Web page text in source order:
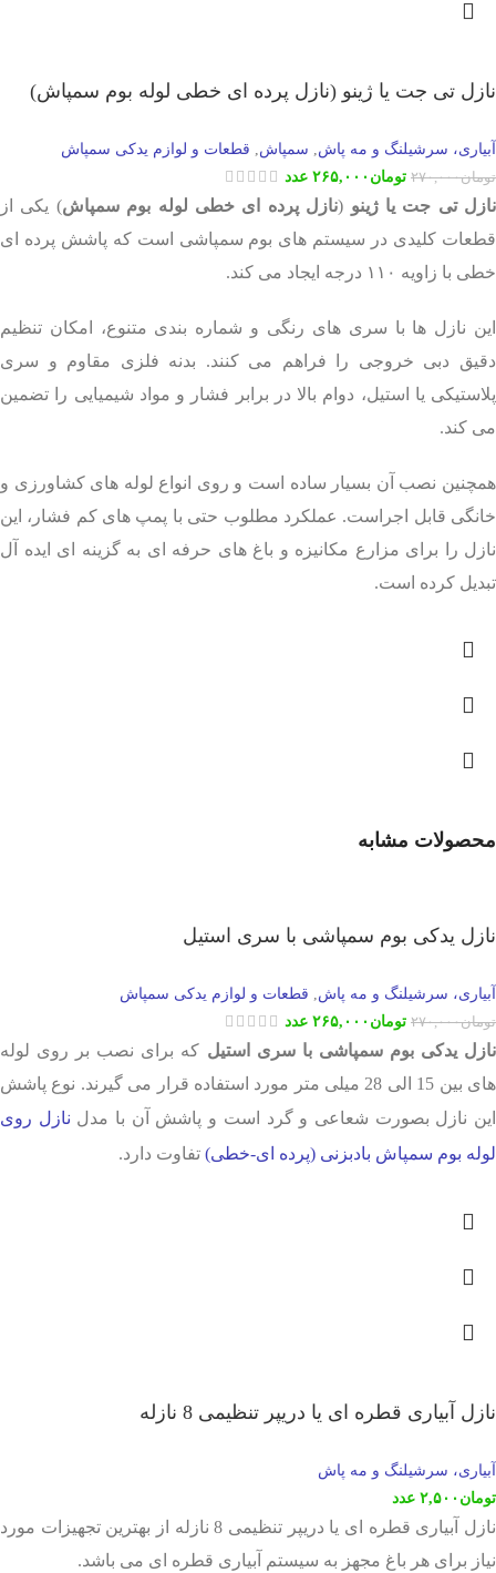
نازل تی جت یا ژینو (نازل پرده ای خطی لوله بوم سمپاش)
آبیاری، سرشیلنگ و مه پاش, سمپاش, قطعات و لوازم یدکی سمپاش
تومان۲۷۰,۰۰۰ تومان ۲۶۵,۰۰۰ عدد
نازل تی جت یا ژینو (نازل پرده ای خطی لوله بوم سمپاش) یکی از
قطعات کلیدی در سیستم های بوم سمپاشی است که پاشش پرده ای
خطی با زاویه ۱۱۰ درجه ایجاد می کند.
این نازل ها با سری های رنگی و شماره بندی متنوع، امکان تنظیم
دقیق دبی خروجی را فراهم می کنند. بدنه فلزی مقاوم و سری
پلاستیکی یا استیل، دوام بالا در برابر فشار و مواد شیمیایی را تضمین
می کند.
همچنین نصب آن بسیار ساده است و روی انواع لوله های کشاورزی و
خانگی قابل اجراست. عملکرد مطلوب حتی با پمپ های کم فشار، این
نازل را برای مزارع مکانیزه و باغ های حرفه ای به گزینه ای ایده آل
تبدیل کرده است.
محصولات مشابه
نازل یدکی بوم سمپاشی با سری استیل
آبیاری، سرشیلنگ و مه پاش قطعات و لوازم یدکی سمپاش
تومان۲۷۰,۰۰۰ تومان ۲۶۵,۰۰۰ عدد
نازل یدکی بوم سمپاشی با سری استیل که برای نصب بر روی لوله
های بین 15 الی 28 میلی متر مورد استفاده قرار می گیرند. نوع پاشش
این نازل بصورت شعاعی و گرد است و پاشش آن با مدل نازل روی
لوله بوم سمپاش بادبزنی (پرده ای-خطی) تفاوت دارد.
نازل آبیاری قطره ای یا دریپر تنظیمی 8 نازله
آبیاری، سرشیلنگ و مه پاش
تومان ۲,۵۰۰ عدد
نازل آبیاری قطره ای یا دریپر تنظیمی 8 نازله از بهترین تجهیزات مورد
نیاز برای هر باغ مجهز به سیستم آبیاری قطره ای می باشد.